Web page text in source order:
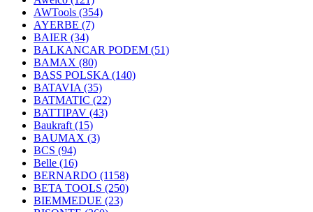
AWTools (354)
AYERBE (7)
BAIER (34)
BALKANCAR PODEM (51)
BAMAX (80)
BASS POLSKA (140)
BATAVIA (35)
BATMATIC (22)
BATTIPAV (43)
Baukraft (15)
BAUMAX (3)
BCS (94)
Belle (16)
BERNARDO (1158)
BETA TOOLS (250)
BIEMMEDUE (23)